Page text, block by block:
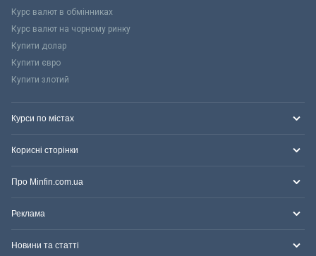
Курс валют в обмінниках
Курс валют на чорному ринку
Купити долар
Купити євро
Купити злотий
Курси по містах
Корисні сторінки
Про Minfin.com.ua
Реклама
Новини та статті